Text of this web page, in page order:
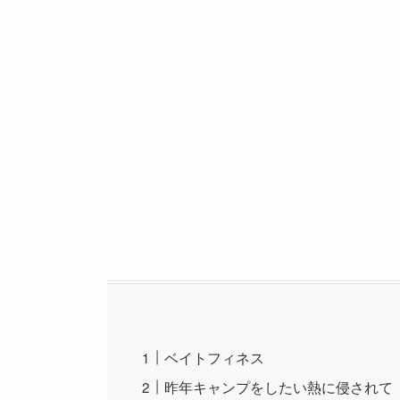
ベイトフィネス
昨年キャンプをしたい熱に侵されて